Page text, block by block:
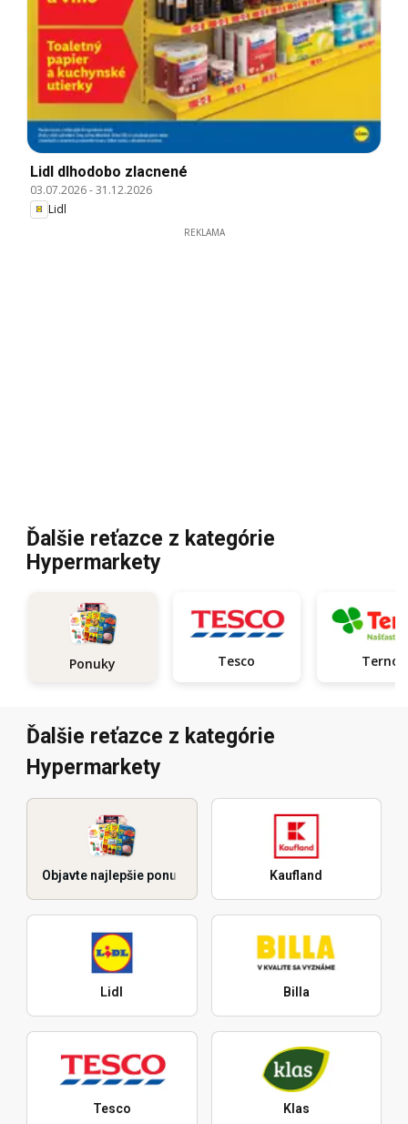
Lidl dlhodobo zlacnené
03.07.2026-31.12.2026
Lidl
REKLAMA
Ďalšie reťazce z kategórie
Hypermarkety
Ponuky Tesco Terno
Ďalšie reťazce z kategórie
Hypermarkety
Objavte najlepšie ponuky Kaufland
Lidl Billa
Tesco Klas